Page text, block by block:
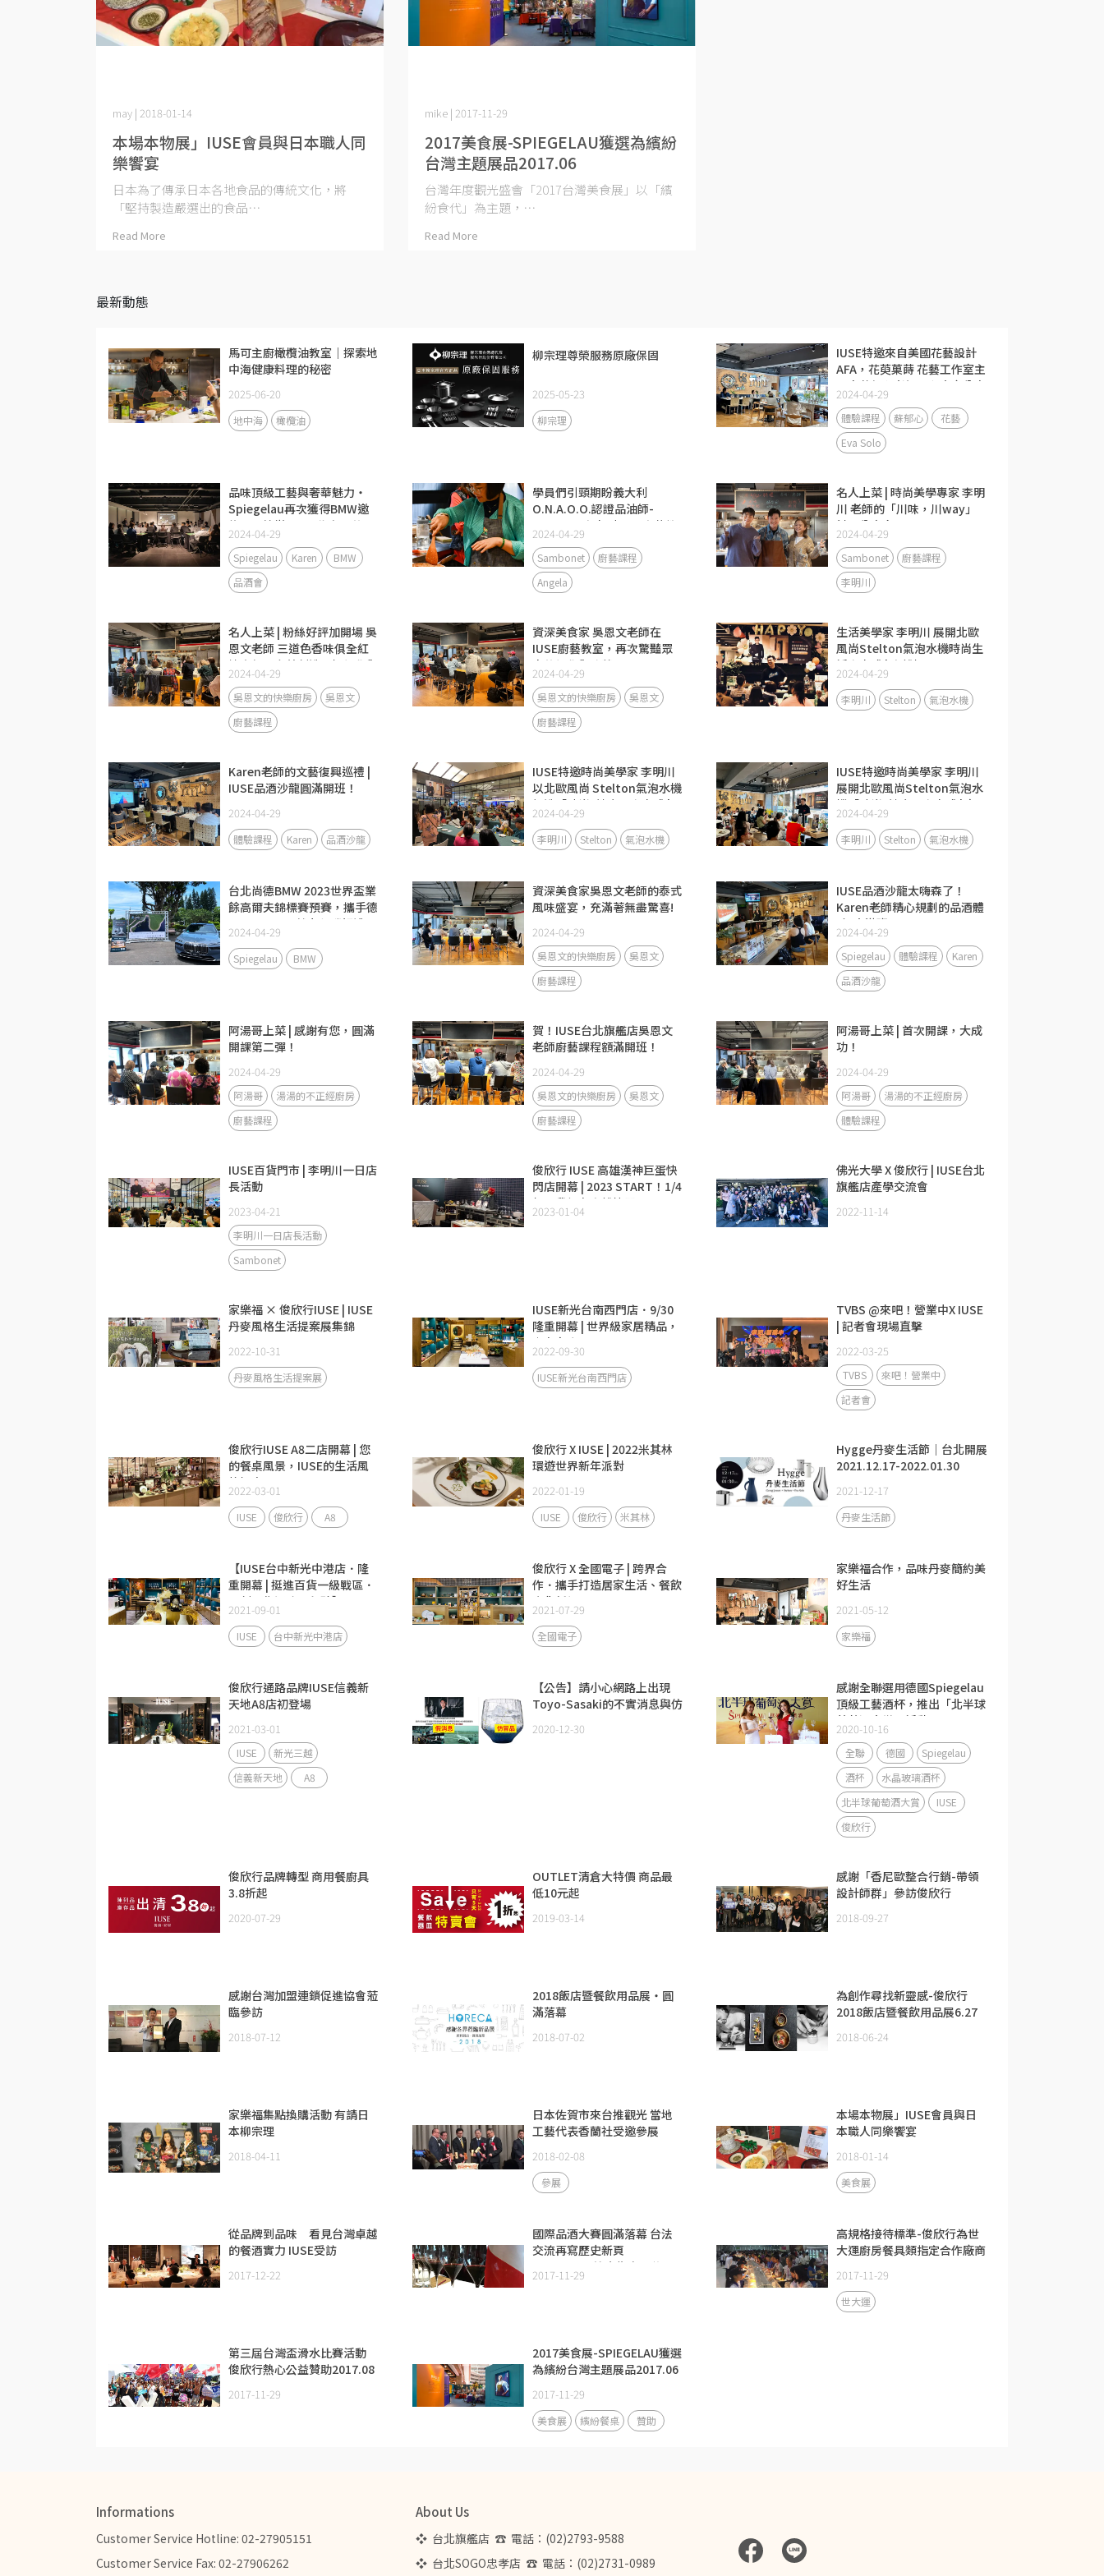
本場本物展」IUSE會員與日本職人同
樂饗宴
may | 2018-01-14
日本為了傳承日本各地食品的傳統文化，將
「堅持製造嚴選出的食品⋯
Read More
2017美食展-SPIEGELAU獲選為繽紛
台灣主題展品2017.06
mike | 2017-11-29
台灣年度觀光盛會「2017台灣美食展」以「繽
紛食代」為主題，⋯
Read More
最新動態
馬可主廚橄欖油教室｜探索地
中海健康料理的秘密
2025-06-20
地中海 橄欖油
柳宗理尊榮服務原廠保固
2025-05-23
柳宗理
IUSE特邀來自美國花藝設計
AFA，花萸菓蒔 花藝工作室主
理人蘇郁心老師，和大家分享
活用投入式桌花大成功！
2024-04-29
體驗課程 蘇郁心
花藝
Eva Solo
品味頂級工藝與奢華魅力‧
Spiegelau再次獲得BMW邀
約一同籌辦以007為主題的品
酒會！
2024-04-29
Spiegelau Karen
BMW
品酒會
學員們引頸期盼義大利
O.N.A.O.O.認證品油師-
Angela再次來到IUSE廚藝教
室開課啦!
2024-04-29
Sambonet
廚藝課程
Angela
名人上菜 | 時尚美學專家 李明
川 老師的「川味，川way」
料理分享會
2024-04-29
Sambonet
廚藝課程
李明川
名人上菜 | 粉絲好評加開場 吳
恩文老師 三道色香味俱全紅
燒烹飪，完美創造一場視覺與
味蕾的饗宴！
2024-04-29
吳恩文的快樂廚房
吳恩文
廚藝課程
資深美食家 吳恩文老師在
IUSE廚藝教室，再次驚豔眾
人的視覺與味蕾！
2024-04-29
吳恩文的快樂廚房
吳恩文
廚藝課程
生活美學家 李明川 展開北歐
風尚Stelton氣泡水機時尚生
活未來式 | 高雄場
2024-04-29
李明川 Stelton 氣泡水機
Karen老師的文藝復興巡禮 |
IUSE品酒沙龍圓滿開班！
2024-04-29
體驗課程 Karen 品酒沙龍
IUSE特邀時尚美學家 李明川
以北歐風尚 Stelton氣泡水機
打造「時尚x健康」未來式 |
台中場
2024-04-29
李明川 Stelton 氣泡水機
IUSE特邀時尚美學家 李明川
展開北歐風尚Stelton氣泡水
機「時尚x健康」未來式 | 台
北場
2024-04-29
李明川 Stelton 氣泡水機
台北尚德BMW 2023世界盃業
餘高爾夫錦標賽預賽，攜手德
國Spiegelau獻上得勝好禮!
2024-04-29
Spiegelau BMW
資深美食家吳恩文老師的泰式
風味盛宴，充滿著無盡驚喜!
2024-04-29
吳恩文的快樂廚房
吳恩文
廚藝課程
IUSE品酒沙龍太嗨森了！
Karen老師精心規劃的品酒體
驗"大滿班"！
2024-04-29
Spiegelau 體驗課程
Karen
品酒沙龍
阿湯哥上菜 | 感謝有您，圓滿
開課第二彈！
2024-04-29
阿湯哥
湯湯的不正經廚房
廚藝課程
賀！IUSE台北旗艦店吳恩文
老師廚藝課程額滿開班！
2024-04-29
吳恩文的快樂廚房
吳恩文
廚藝課程
阿湯哥上菜 | 首次開課，大成
功！
2024-04-29
阿湯哥
湯湯的不正經廚房
體驗課程
IUSE百貨門市 | 李明川一日店
長活動
2023-04-21
李明川一日店長活動
Sambonet
俊欣行 IUSE 高雄漢神巨蛋快
閃店開幕 | 2023 START！1/4
起，我們在高雄快閃！
2023-01-04
佛光大學 X 俊欣行 | IUSE台北
旗艦店產學交流會
2022-11-14
家樂福 × 俊欣行IUSE | IUSE
丹麥風格生活提案展集錦
2022-10-31
丹麥風格生活提案展
IUSE新光台南西門店．9/30
隆重開幕 | 世界級家居精品，
盡在台南 IUSE！
2022-09-30
IUSE新光台南西門店
TVBS @來吧！營業中X IUSE
| 記者會現場直擊
2022-03-25
TVBS
來吧！營業中
記者會
俊欣行IUSE A8二店開幕 | 您
的餐桌風景，IUSE的生活風
格提案
2022-03-01
IUSE 俊欣行 A8
俊欣行 X IUSE | 2022米其林
環遊世界新年派對
2022-01-19
IUSE 俊欣行 米其林
Hygge丹麥生活節｜台北開展
2021.12.17-2022.01.30
2021-12-17
丹麥生活節
【IUSE台中新光中港店．隆
重開幕 | 挺進百貨一級戰區．
再創零售通路里程碑】
2021-09-01
IUSE 台中新光中港店
俊欣行 X 全國電子 | 跨界合
作．攜手打造居家生活、餐飲
文化新視界
2021-07-29
全國電子
家樂福合作，品味丹麥簡約美
好生活
2021-05-12
家樂福
俊欣行通路品牌IUSE信義新
天地A8店初登場
2021-03-01
IUSE
新光三越
信義新天地
A8
【公告】請小心網路上出現
Toyo-Sasaki的不實消息與仿
2020-12-30
感謝全聯選用德國Spiegelau
頂級工藝酒杯，推出「北半球
葡萄酒大賞」活動
2020-10-16
全聯 德國
Spiegelau
酒杯
水晶玻璃酒杯
北半球葡萄酒大賞
IUSE
俊欣行
俊欣行品牌轉型 商用餐廚具
3.8折起
2020-07-29
OUTLET清倉大特價 商品最
低10元起
2019-03-14
感謝「香尼歐整合行銷-帶領
設計師群」參訪俊欣行
2018-09-27
感謝台灣加盟連鎖促進協會蒞
臨參訪
2018-07-12
2018飯店暨餐飲用品展‧圓
滿落幕
2018-07-02
為創作尋找新靈感-俊欣行
2018飯店暨餐飲用品展6.27
2018-06-24
家樂福集點換購活動 有請日
本柳宗理
2018-04-11
日本佐賀市來台推觀光 當地
工藝代表香蘭社受邀參展
2018-02-08
參展
本場本物展」IUSE會員與日
本職人同樂饗宴
2018-01-14
美食展
從品牌到品味 看見台灣卓越
的餐酒實力 IUSE受訪
2017-12-22
國際品酒大賽圓滿落幕 台法
交流再寫歷史新頁
SPIEGELAU比賽指定品牌
2017.08
2017-11-29
高規格接待標準-俊欣行為世
大運廚房餐具類指定合作廠商
2017-11-29
世大運
第三屆台灣盃滑水比賽活動
俊欣行熱心公益贊助2017.08
2017-11-29
2017美食展-SPIEGELAU獲選
為繽紛台灣主題展品2017.06
2017-11-29
美食展 繽紛餐桌 贊助
Informations
Customer Service Hotline: 02-27905151
Customer Service Fax: 02-27906262
About Us
❖  台北旗艦店  ☎  電話：(02)2793-9588
❖  台北SOGO忠孝店  ☎  電話：(02)2731-0989